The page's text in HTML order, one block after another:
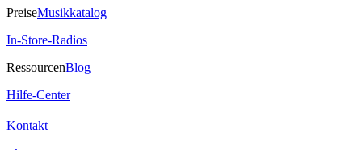
PreiseMusikkatalog
In-Store-Radios
RessourcenBlog
Hilfe-Center
Kontakt